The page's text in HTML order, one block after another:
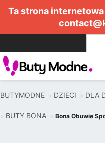
Ta strona
BUTYMODNE DZIECI DLA
BUTY BONA Bona Obuwie